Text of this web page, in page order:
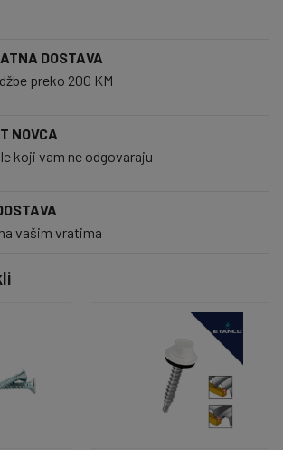
DOSTAVA
preko 200 KM
NOVCA
koji vam ne odgovaraju
vašim vratima